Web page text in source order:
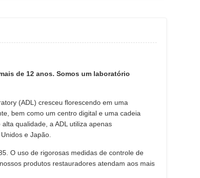
de 12 anos. Somos um laboratório
(ADL) cresceu florescendo em uma
bem como um centro digital e uma cadeia
qualidade, a ADL utiliza apenas
e Japão.
O uso de rigorosas medidas de controle de
produtos restauradores atendam aos mais